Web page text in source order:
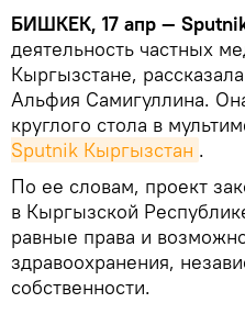
БИШКЕК, 17 апр —
деятельность частных
Кыргызстане,
Альфия Самигуллина.
круглого стола в
Sputnik Кыргызстан .
По ее словам, проект
в Кыргызской
равные права и
здравоохранения,
собственности.